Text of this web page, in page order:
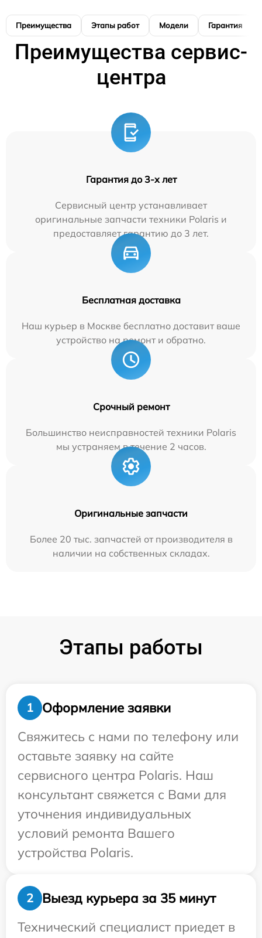
Преимущества Этапы работ Модели Гарантия
Преимущества сервис-
центра
Гарантия до 3-х лет
Сервисный центр устанавливает
оригинальные запчасти техники Polaris и
предоставляет гарантию до 3 лет.
Бесплатная доставка
Наш курьер в Москве бесплатно доставит ваше
устройство на ремонт и обратно.
Срочный ремонт
Большинство неисправностей техники Polaris
мы устраняем в течение 2 часов.
Оригинальные запчасти
Более 20 тыс. запчастей от производителя в
наличии на собственных складах.
Этапы работы
1
Оформление заявки
Свяжитесь с нами по телефону или
оставьте заявку на сайте
сервисного центра Polaris. Наш
консультант свяжется с Вами для
уточнения индивидуальных
условий ремонта Вашего
устройства Polaris.
2
Выезд курьера за 35 минут
Технический специалист приедет в